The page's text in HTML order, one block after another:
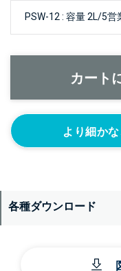
より細か
各種ダウンロード